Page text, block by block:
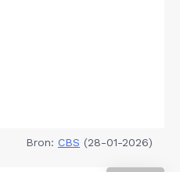
Bron: CBS (28-01-2026)